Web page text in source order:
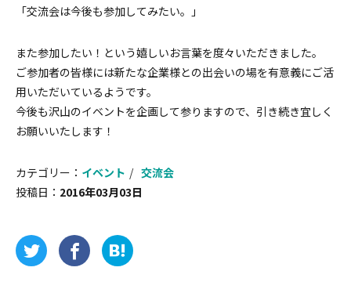
「交流会は今後も参加してみたい。」
また参加したい！という嬉しいお言葉を度々いただきました。
ご参加者の皆様には新たな企業様との出会いの場を有意義にご活
用いただいているようです。
今後も沢山のイベントを企画して参りますので、引き続き宜しく
お願いいたします！
カテゴリー： イベント
交流会
投稿日： 2016年03月03日